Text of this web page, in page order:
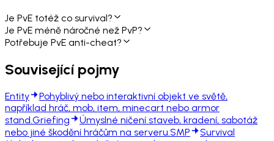
Je PvE totéž co survival?
Je PvE méně náročné než PvP?
Potřebuje PvE anti-cheat?
Související pojmy
Entity
Pohyblivý nebo interaktivní objekt ve světě,
například hráč, mob, item, minecart nebo armor
stand.Griefing
Úmyslné ničení staveb, kradení, sabotáž
nebo jiné škodění hráčům na serveru.SMP
Survival